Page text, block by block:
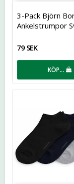
3-Pack Björn
Ankelstrumpor
79 SEK
KÖP…